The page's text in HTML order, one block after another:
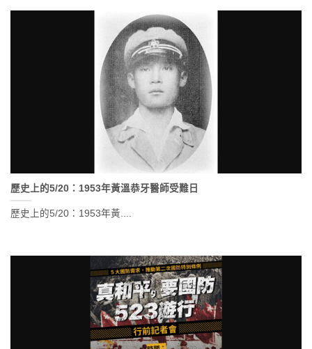
歷史上的5/20：1953年黃溫恭牙醫師受難日
歷史上的5/20：1953年黃....